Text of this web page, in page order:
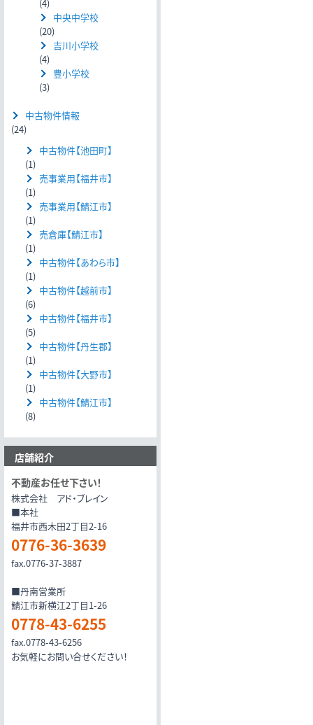
(4)
中央中学校
(20)
吉川小学校
(4)
豊小学校
(3)
中古物件情報
(24)
中古物件【池田町】
(1)
売事業用【福井市】
(1)
売事業用【鯖江市】
(1)
売倉庫【鯖江市】
(1)
中古物件【あわら市】
(1)
中古物件【越前市】
(6)
中古物件【福井市】
(5)
中古物件【丹生郡】
(1)
中古物件【大野市】
(1)
中古物件【鯖江市】
(8)
店舗紹介
不動産お任せ下さい！
株式会社 アド・ブレイン
■本社
福井市西木田2丁目2-16
0776-36-3639
fax.0776-37-3887
■丹南営業所
鯖江市新横江2丁目1-26
0778-43-6255
fax.0778-43-6256
お気軽にお問い合せください！